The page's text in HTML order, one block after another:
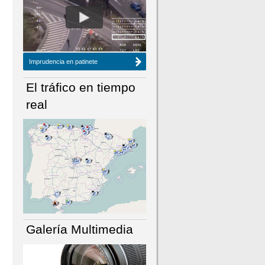
NÚMERO ACTUAL HEMEROTECA
Imprudencia en patinete
El tráfico en tiempo
real
Galería Multimedia